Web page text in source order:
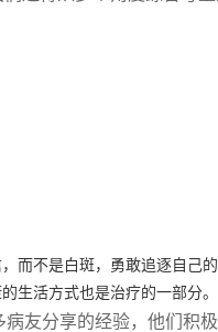
而不是白斑，勇敢追逐自己
生活方式也是治疗的一部分。
友分享的经验，他们积